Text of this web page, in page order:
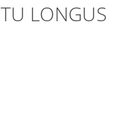
LONGUS